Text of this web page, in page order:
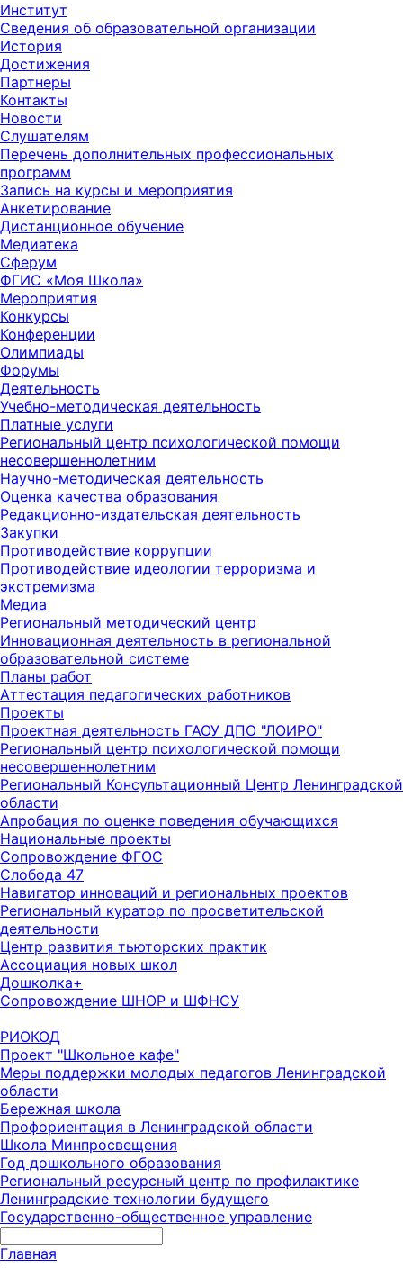
Институт
Сведения об образовательной организации
История
Достижения
Партнеры
Контакты
Новости
Слушателям
Перечень дополнительных профессиональных
программ
Запись на курсы и мероприятия
Анкетирование
Дистанционное обучение
Медиатека
Сферум
ФГИС «Моя Школа»
Мероприятия
Конкурсы
Конференции
Олимпиады
Форумы
Деятельность
Учебно-методическая деятельность
Платные услуги
Региональный центр психологической помощи
несовершеннолетним
Научно-методическая деятельность
Оценка качества образования
Редакционно-издательская деятельность
Закупки
Противодействие коррупции
Противодействие идеологии терроризма и
экстремизма
Медиа
Региональный методический центр
Инновационная деятельность в региональной
образовательной системе
Планы работ
Аттестация педагогических работников
Проекты
Проектная деятельность ГАОУ ДПО "ЛОИРО"
Региональный центр психологической помощи
несовершеннолетним
Региональный Консультационный Центр Ленинградской
области
Апробация по оценке поведения обучающихся
Национальные проекты
Сопровождение ФГОС
Слобода 47
Навигатор инноваций и региональных проектов
Региональный куратор по просветительской
деятельности
Центр развития тьюторских практик
Ассоциация новых школ
Дошколка+
Сопровождение ШНОР и ШФНСУ
РИОКОД
Проект "Школьное кафе"
Меры поддержки молодых педагогов Ленинградской
области
Бережная школа
Профориентация в Ленинградской области
Школа Минпросвещения
Год дошкольного образования
Региональный ресурсный центр по профилактике
Ленинградские технологии будущего
Государственно-общественное управление
Главная